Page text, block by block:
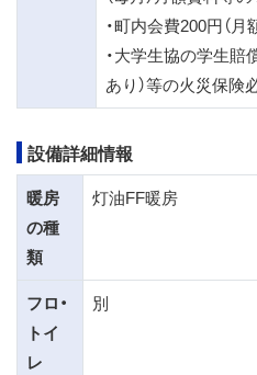
・町内会費200円（月
・大学生協の学生賠
あり）等の火災保険
設備詳細情報
暖房
の種
類
灯油FF暖房
フロ・
トイ
レ
別